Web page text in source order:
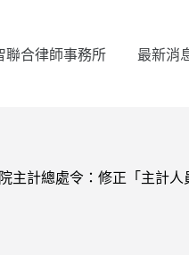
聯合律師事務所 最新消
主計總處令：修正「主計人